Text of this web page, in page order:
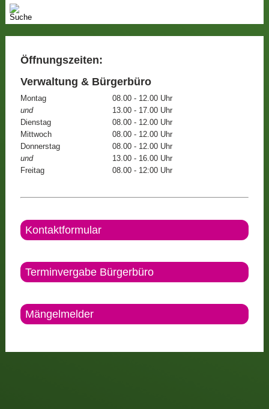
Öffnungszeiten:
Verwaltung & Bürgerbüro
Montag
08.00 - 12.00 Uhr
und
13.00 - 17.00 Uhr
Dienstag
08.00 - 12.00 Uhr
Mittwoch
08.00 - 12.00 Uhr
Donnerstag
08.00 - 12.00 Uhr
und
13.00 - 16.00 Uhr
Freitag
08.00 - 12:00 Uhr
Kontaktformular
Terminvergabe Bürgerbüro
Mängelmelder